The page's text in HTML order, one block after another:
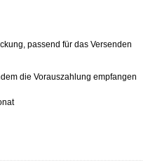
passend für das Versenden
die Vorauszahlung empfangen